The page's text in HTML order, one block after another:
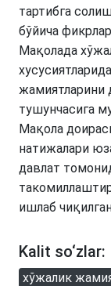
тартибга
бўйича
Мақолада
жамиятларини
тушунчасига
Мақола
натижалари
давлат
ишлаб
Kalit so‘zlar:
хўжалик